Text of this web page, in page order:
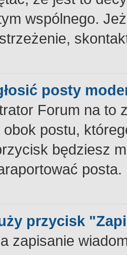
wspólnego.
posty
Forum na to
postu,
będziesz
posta.
przycisk
zapisanie